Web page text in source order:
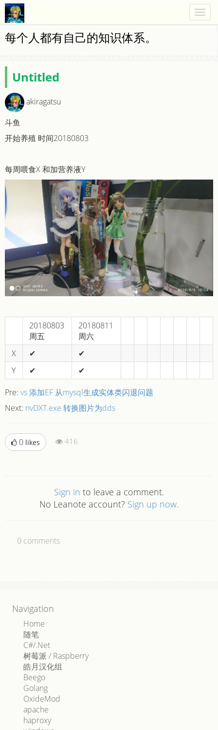
每个人都有自己的知识体系。
Untitled
akiragatsu
斗鱼
开始养殖 时间20180803
每周喂食X 和加营养液Y
20180803
周五
20180811
周六
X
✔
✔
Y
✔ ✔
Pre: vs 添加EF 从mysql生成实体类闪退问题
Next: nvDXT.exe 转换图片为dds
0 likes 416
Sign in to leave a comment.
No Leanote account? Sign up now.
0 comments
Navigation
Home
随笔
C#/.Net
树莓派 / Raspberry
皓月汉化组
Beego
Golang
OxideMod
apache
haproxy